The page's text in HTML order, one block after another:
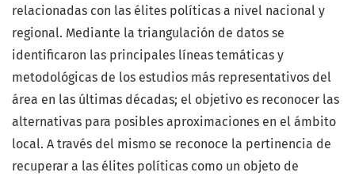
relacionadas con las élites políticas a nivel nacional y
regional. Mediante la triangulación de datos se
identificaron las principales líneas temáticas y
metodológicas de los estudios más representativos del
área en las últimas décadas; el objetivo es reconocer las
alternativas para posibles aproximaciones en el ámbito
local. A través del mismo se reconoce la pertinencia de
recuperar a las élites políticas como un objeto de